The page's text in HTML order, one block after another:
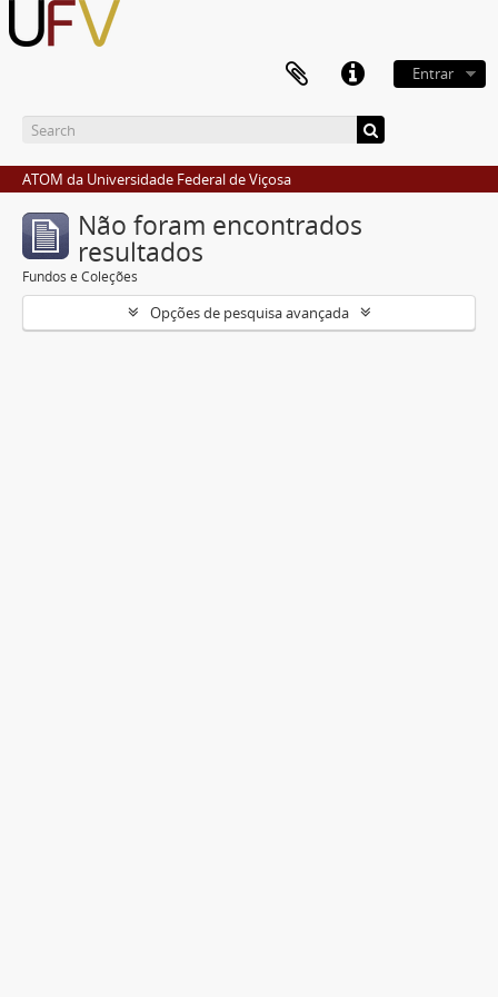
Entrar
ATOM da Universidade Federal de Viçosa
Não foram encontrados
resultados
Fundos e Coleções
Opções de pesquisa avançada